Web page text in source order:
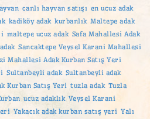
canlı hayvan satışı en ucuz adak
kadiköy adak kurbanlık Maltepe adak
maltepe ucuz adak Safa Mahallesi Adak
Sancaktepe Veysel Karani Mahallesi
Mahallesi Adak Kurban Satış Yeri
Sultanbeyli adak Sultanbeyli adak
Kurban Satış Yeri tuzla adak Tuzla
ucuz adaklık Veysel Karani
Yakacık adak kurban satış yeri Yalı